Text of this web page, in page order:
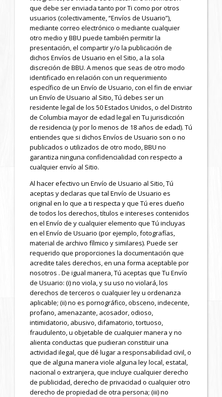
que debe ser enviada tanto por Ti como por otros
usuarios (colectivamente, “Envíos de Usuario”),
mediante correo electrónico o mediante cualquier
otro medio y BBU puede también permitir la
presentación, el compartir y/o la publicación de
dichos Envíos de Usuario en el Sitio, a la sola
discreción de BBU. A menos que seas de otro modo
identificado en relación con un requerimiento
específico de un Envío de Usuario, con el fin de enviar
un Envío de Usuario al Sitio, Tú debes ser un
residente legal de los 50 Estados Unidos, o del Distrito
de Columbia mayor de edad legal en Tu jurisdicción
de residencia (y por lo menos de 18 años de edad). Tú
entiendes que si dichos Envíos de Usuario son o no
publicados o utilizados de otro modo, BBU no
garantiza ninguna confidencialidad con respecto a
cualquier envío al Sitio.
Al hacer efectivo un Envío de Usuario al Sitio, Tú
aceptas y declaras que tal Envío de Usuario es
original en lo que a ti respecta y que Tú eres dueño
de todos los derechos, títulos e intereses contenidos
en el Envío de y cualquier elemento que Tú incluyas
en el Envío de Usuario (por ejemplo, fotografías,
material de archivo fílmico y similares). Puede ser
requerido que proporciones la documentación que
acredite tales derechos, en una forma aceptable por
nosotros . De igual manera, Tú aceptas que Tu Envío
de Usuario: (i) no viola, y su uso no violará, los
derechos de terceros o cualquier ley u ordenanza
aplicable; (ii) no es pornográfico, obsceno, indecente,
profano, amenazante, acosador, odioso,
intimidatorio, abusivo, difamatorio, tortuoso,
fraudulento, u objetable de cualquier manera y no
alienta conductas que pudieran constituir una
actividad ilegal, que dé lugar a responsabilidad civil, o
que de alguna manera viole alguna ley local, estatal,
nacional o extranjera, que incluye cualquier derecho
de publicidad, derecho de privacidad o cualquier otro
derecho de propiedad de otra persona; (iii) no